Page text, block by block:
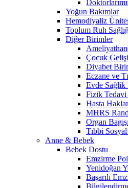
Yoğun Bakımlar
Hemodiyaliz
Toplum Ruh
Diğer Birimler
Çocuk
Diyabet
Eczane ve
Evde Sağlik
Fizik Tedavi
Hasta
MHRS
Organ
Tıbbi
Anne & Bebek
Bebek Dostu
Emzirme
Yenidoğan
Başarılı